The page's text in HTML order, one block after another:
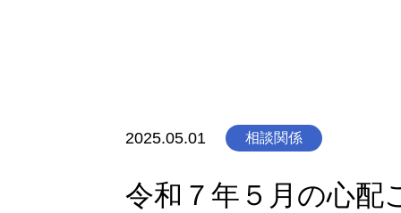
2025.05.01 相談関係
令和７年５月の心配